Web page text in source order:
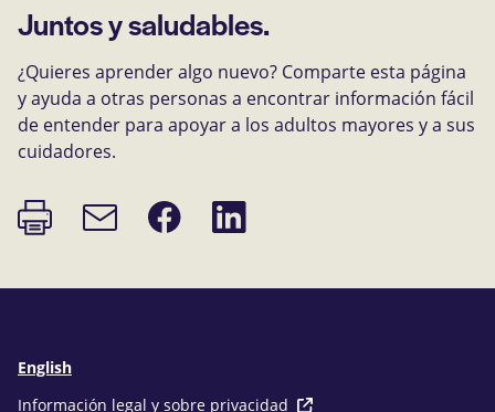
Juntos y saludables.
¿Quieres aprender algo nuevo? Comparte esta página
y ayuda a otras personas a encontrar información fácil
de entender para apoyar a los adultos mayores y a sus
cuidadores.
Imprimir
página
Enlace
de
Compartir
en
Compartir
en
English
Información legal y sobre privacidad